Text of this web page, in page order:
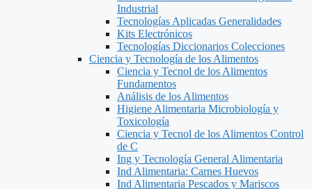
Industrial
Tecnologías Aplicadas Generalidades
Kits Electrónicos
Tecnologías Diccionarios Colecciones
Ciencia y Tecnología de los Alimentos
Ciencia y Tecnol de los Alimentos
Fundamentos
Análisis de los Alimentos
Higiene Alimentaria Microbiología y
Toxicología
Ciencia y Tecnol de los Alimentos Control
de C
Ing y Tecnología General Alimentaria
Ind Alimentaria: Carnes Huevos
Ind Alimentaria Pescados y Mariscos